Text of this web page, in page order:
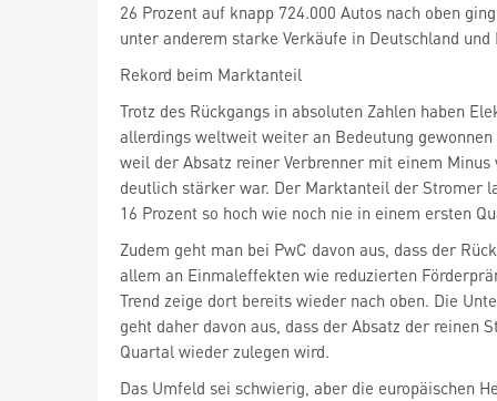
26 Prozent auf knapp 724.000 Autos nach oben
unter anderem starke Verkäufe in Deutschland und
Rekord beim Marktanteil
Trotz des Rückgangs in absoluten Zahlen haben
allerdings weltweit weiter an Bedeutung
weil der Absatz reiner Verbrenner mit einem Minus
deutlich stärker war. Der Marktanteil der Stromer
16 Prozent so hoch wie noch nie in einem ersten
Zudem geht man bei PwC davon aus, dass der
allem an Einmaleffekten wie reduzierten
Trend zeige dort bereits wieder nach oben. Die
geht daher davon aus, dass der Absatz der reinen
Quartal wieder zulegen wird.
Das Umfeld sei schwierig, aber die europäischen